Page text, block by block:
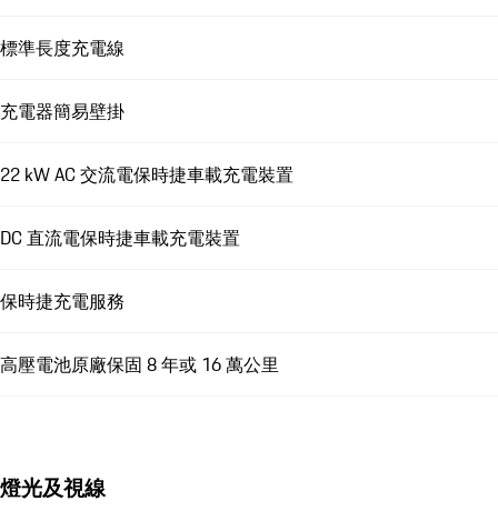
標準長度充電線
充電器簡易壁掛
22 kW AC 交流電保時捷車載充電裝置
DC 直流電保時捷車載充電裝置
保時捷充電服務
高壓電池原廠保固 8 年或 16 萬公里
燈光及視線